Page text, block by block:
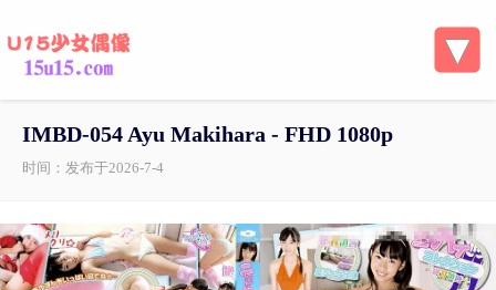
IMBD-054 Ayu Makihara - FHD 1080p
时间：发布于2026-7-4